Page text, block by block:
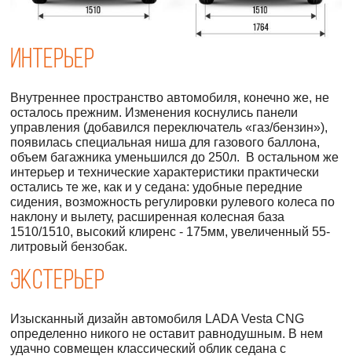
Интерьер
Внутреннее пространство автомобиля, конечно же, не
осталось прежним. Изменения коснулись панели
управления (добавился переключатель «газ/бензин»),
появилась специальная ниша для газового баллона,
объем багажника уменьшился до 250л. В остальном же
интерьер и технические характеристики практически
остались те же, как и у седана: удобные передние
сидения, возможность регулировки рулевого колеса по
наклону и вылету, расширенная колесная база
1510/1510, высокий клиренс - 175мм, увеличенный 55-
литровый бензобак.
Экстерьер
Изысканный дизайн автомобиля LADA Vesta CNG
определенно никого не оставит равнодушным. В нем
удачно совмещен классический облик седана с